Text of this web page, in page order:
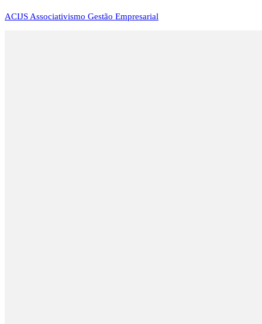
ACIJS Associativismo Gestão Empresarial